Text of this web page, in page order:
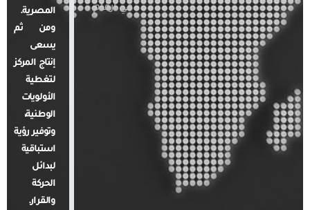
في أرقام
المصرية.
ومن ثم
يسعى
إنتاج المركز
لتغطية
الأولويات
الوطنية،
وتوفير رؤية
استباقية
لبدائل
الحركة
والقرار.